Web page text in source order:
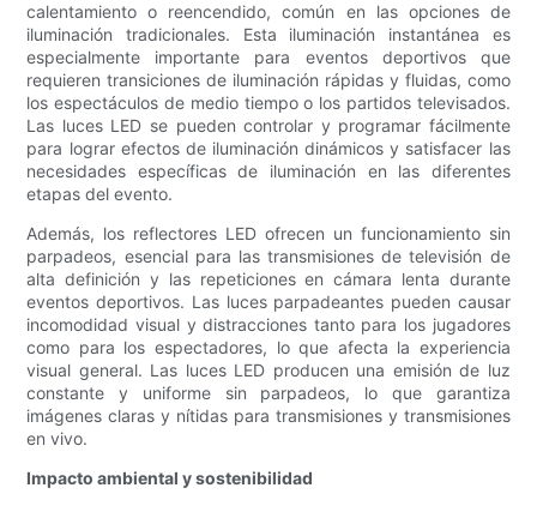
calentamiento o reencendido, común en las opciones de
iluminación tradicionales. Esta iluminación instantánea es
especialmente importante para eventos deportivos que
requieren transiciones de iluminación rápidas y fluidas, como
los espectáculos de medio tiempo o los partidos televisados.
Las luces LED se pueden controlar y programar fácilmente
para lograr efectos de iluminación dinámicos y satisfacer las
necesidades específicas de iluminación en las diferentes
etapas del evento.
Además, los reflectores LED ofrecen un funcionamiento sin
parpadeos, esencial para las transmisiones de televisión de
alta definición y las repeticiones en cámara lenta durante
eventos deportivos. Las luces parpadeantes pueden causar
incomodidad visual y distracciones tanto para los jugadores
como para los espectadores, lo que afecta la experiencia
visual general. Las luces LED producen una emisión de luz
constante y uniforme sin parpadeos, lo que garantiza
imágenes claras y nítidas para transmisiones y transmisiones
en vivo.
Impacto ambiental y sostenibilidad